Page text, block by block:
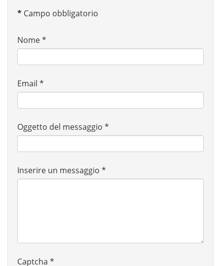
* Campo obbligatorio
Nome*
Email *
Oggetto del messaggio *
Inserire un messaggio *
Captcha *